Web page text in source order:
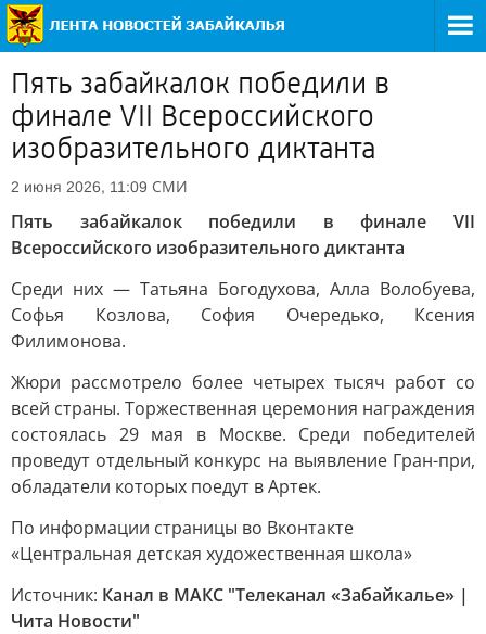
Пять забайкалок победили в
финале VII Всероссийского
изобразительного диктанта
2 июня 2026, 11:09 СМИ
Пять забайкалок победили в финале VII
Всероссийского изобразительного диктанта
Среди них — Татьяна Богодухова, Алла Волобуева,
Софья Козлова, София Очередько, Ксения
Филимонова.
Жюри рассмотрело более четырех тысяч работ со
всей страны. Торжественная церемония награждения
состоялась 29 мая в Москве. Среди победителей
проведут отдельный конкурс на выявление Гран-при,
обладатели которых поедут в Артек.
По информации страницы во Вконтакте
«Центральная детская художественная школа»
Источник: Канал в МАКС "Телеканал «Забайкалье» |
Чита Новости"